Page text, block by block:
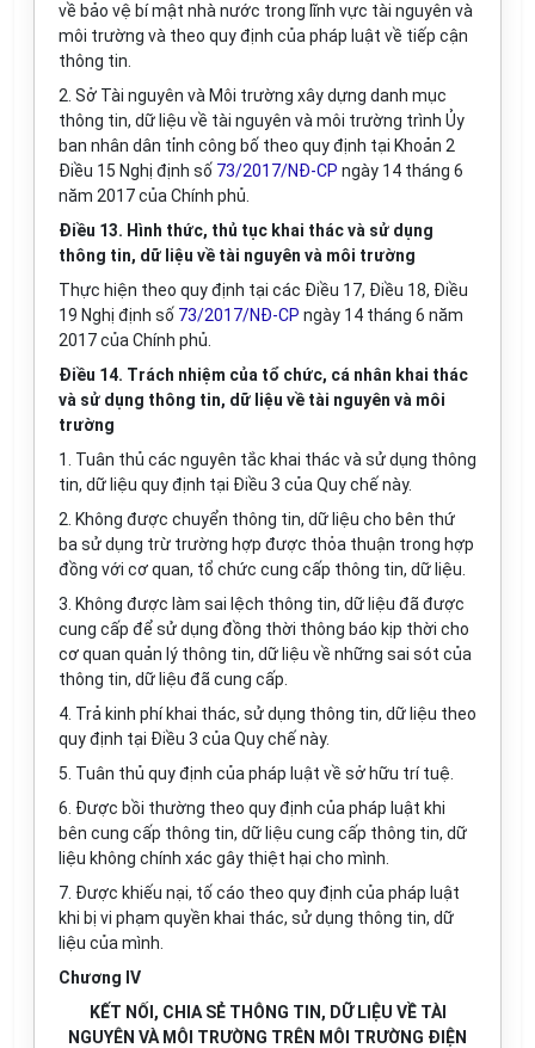
về bảo vệ bí mật nhà nước trong lĩnh vực tài nguyên và
môi trường và theo quy định của pháp luật về tiếp cận
thông tin.
2. Sở Tài nguyên và Môi trường xây dựng danh mục
thông tin, dữ liệu về tài nguyên và môi trường trình Ủy
ban nhân dân tỉnh công bố theo quy định tại Khoản 2
Điều 15 Nghị định số 73/2017/NĐ-CP ngày 14 tháng 6
năm 2017 của Chính phủ.
Điều 13. Hình thức, thủ tục khai thác và sử dụng
thông tin, dữ liệu về tài nguyên và môi trường
Thực hiện theo quy định tại các Điều 17, Điều 18, Điều
19 Nghị định số 73/2017/NĐ-CP ngày 14 tháng 6 năm
2017 của Chính phủ.
Điều 14. Trách nhiệm của tổ chức, cá nhân khai thác
và sử dụng thông tin, dữ liệu về tài nguyên và môi
trường
1. Tuân thủ các nguyên tắc khai thác và sử dụng thông
tin, dữ liệu quy định tại Điều 3 của Quy chế này.
2. Không được chuyển thông tin, dữ liệu cho bên thứ
ba sử dụng trừ trường hợp được thỏa thuận trong hợp
đồng với cơ quan, tổ chức cung cấp thông tin, dữ liệu.
3. Không được làm sai lệch thông tin, dữ liệu đã được
cung cấp để sử dụng đồng thời thông báo kịp thời cho
cơ quan quản lý thông tin, dữ liệu về những sai sót của
thông tin, dữ liệu đã cung cấp.
4. Trả kinh phí khai thác, sử dụng thông tin, dữ liệu theo
quy định tại Điều 3 của Quy chế này.
5. Tuân thủ quy định của pháp luật về sở hữu trí tuệ.
6. Được bồi thường theo quy định của pháp luật khi
bên cung cấp thông tin, dữ liệu cung cấp thông tin, dữ
liệu không chính xác gây thiệt hại cho mình.
7. Được khiếu nại, tố cáo theo quy định của pháp luật
khi bị vi phạm quyền khai thác, sử dụng thông tin, dữ
liệu của mình.
Chương IV
KẾT NỐI, CHIA SẺ THÔNG TIN, DỮ LIỆU VỀ TÀI
NGUYÊN VÀ MÔI TRƯỜNG TRÊN MÔI TRƯỜNG ĐIỆN